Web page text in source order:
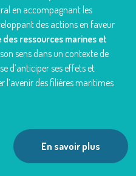
en accompagnant les
des actions en faveur
ressources marines et
sens dans un contexte de
d’anticiper ses effets et
l’avenir des filières maritimes
En savoir plus